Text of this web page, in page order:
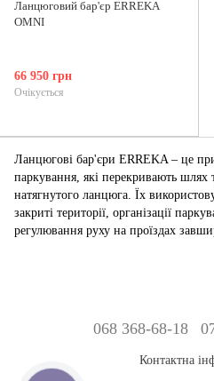
Ланцюгові бар'єри ERREKA – це
паркування, які перекривають
натягнутого ланцюга. Їх
закриті території, організації
регулювання руху на проїздах
Ланцюговий бар'єр ERREKA
OMNI
66 950 грн
Очікується
068 368-68-18
Контактна